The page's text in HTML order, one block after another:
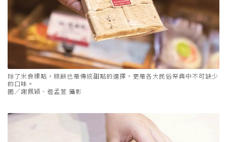
除了米食粿點，糕餅也是傳統甜點的選擇，更是各大民俗祭典中不可缺少
的口味。
圖／謝佩穎、祖孟萱 攝影